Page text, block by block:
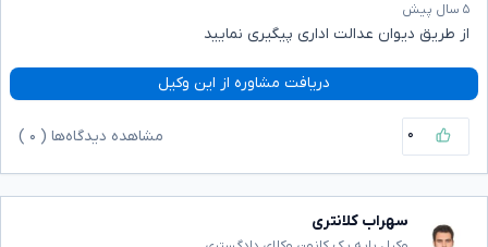
۵ سال پیش
از طریق دیوان عدالت اداری پیگیری نمایید
دریافت مشاوره از این وکیل
۰ مشاهده دیدگاه‌ها ( ۰
سهراب کلانتری